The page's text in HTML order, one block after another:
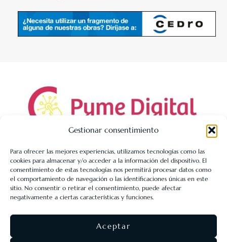
Gestionar consentimiento
Para ofrecer las mejores experiencias, utilizamos tecnologías como las
cookies para almacenar y/o acceder a la información del dispositivo. El
consentimiento de estas tecnologías nos permitirá procesar datos como
el comportamiento de navegación o las identificaciones únicas en este
sitio. No consentir o retirar el consentimiento, puede afectar
negativamente a ciertas características y funciones.
Aceptar
LIBRERÍA UNIVERSITARIA LEÓN 1980 SLL ha sido beneficiaria
de Fondos Europeos, cuyo objetivo es la mejora de la
competitividad de las PYMES, y gracias al cual ha puesto en
marcha un Plan de Acción con el objetivo de reforzar la
digitalización y la competitividad de las pymes durante el año
2025. Para ello ha contado con el apoyo del Programa Pyme